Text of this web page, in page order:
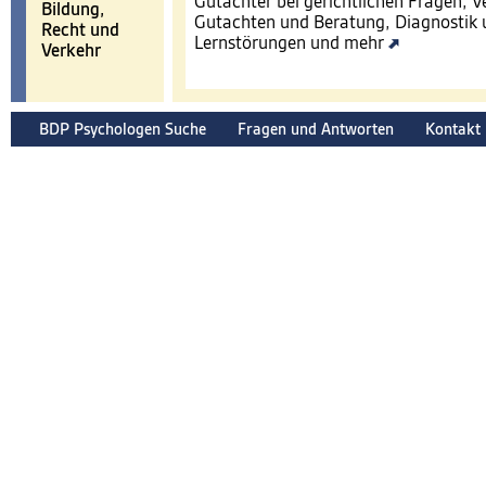
Bildung,
Recht und
Verkehr
Gutachten und Beratung, Diagnostik
Lernstörungen und mehr
BDP Psychologen Suche Fragen und Antworten Kontakt